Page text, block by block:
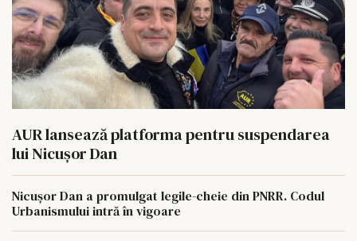
AUR lansează platforma pentru suspendarea
lui Nicușor Dan
Nicușor Dan a promulgat legile-cheie din PNRR. Codul
Urbanismului intră în vigoare